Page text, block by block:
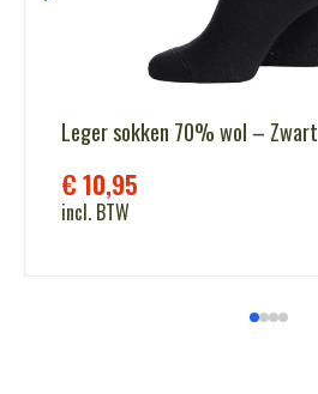
Leger sokken 70% wol – Zwart
€10,95
incl. BTW